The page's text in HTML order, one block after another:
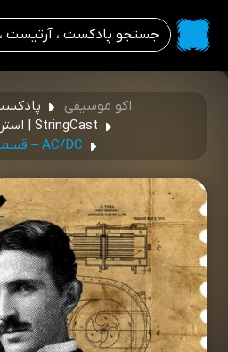
اکو موسیقی
StringCast | استرینگ‌کست
AC/DC – قسمت سوم